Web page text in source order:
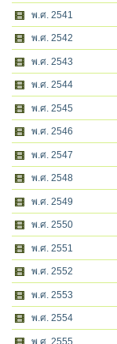
พ.ศ. 2541
พ.ศ. 2542
พ.ศ. 2543
พ.ศ. 2544
พ.ศ. 2545
พ.ศ. 2546
พ.ศ. 2547
พ.ศ. 2548
พ.ศ. 2549
พ.ศ. 2550
พ.ศ. 2551
พ.ศ. 2552
พ.ศ. 2553
พ.ศ. 2554
พ.ศ. 2555